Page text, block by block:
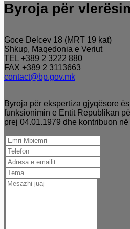
Byroja për
Goce Delcev 18 (MRT 19 kat)
Shkup, Maqedonia e Veriut
TEL +389 2 3222 880
FAX +389 2 3113663
contact@bp.gov.mk
Byroja për ekspertiza gjyqësore
funksionimin e Entit Republikan
prej 04.01.1979 dhe kontribuon